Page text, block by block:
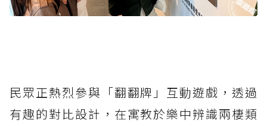
民眾正熱烈參與「翻翻牌」互動遊戲，透過
有趣的對比設計，在寓教於樂中辨識兩棲類